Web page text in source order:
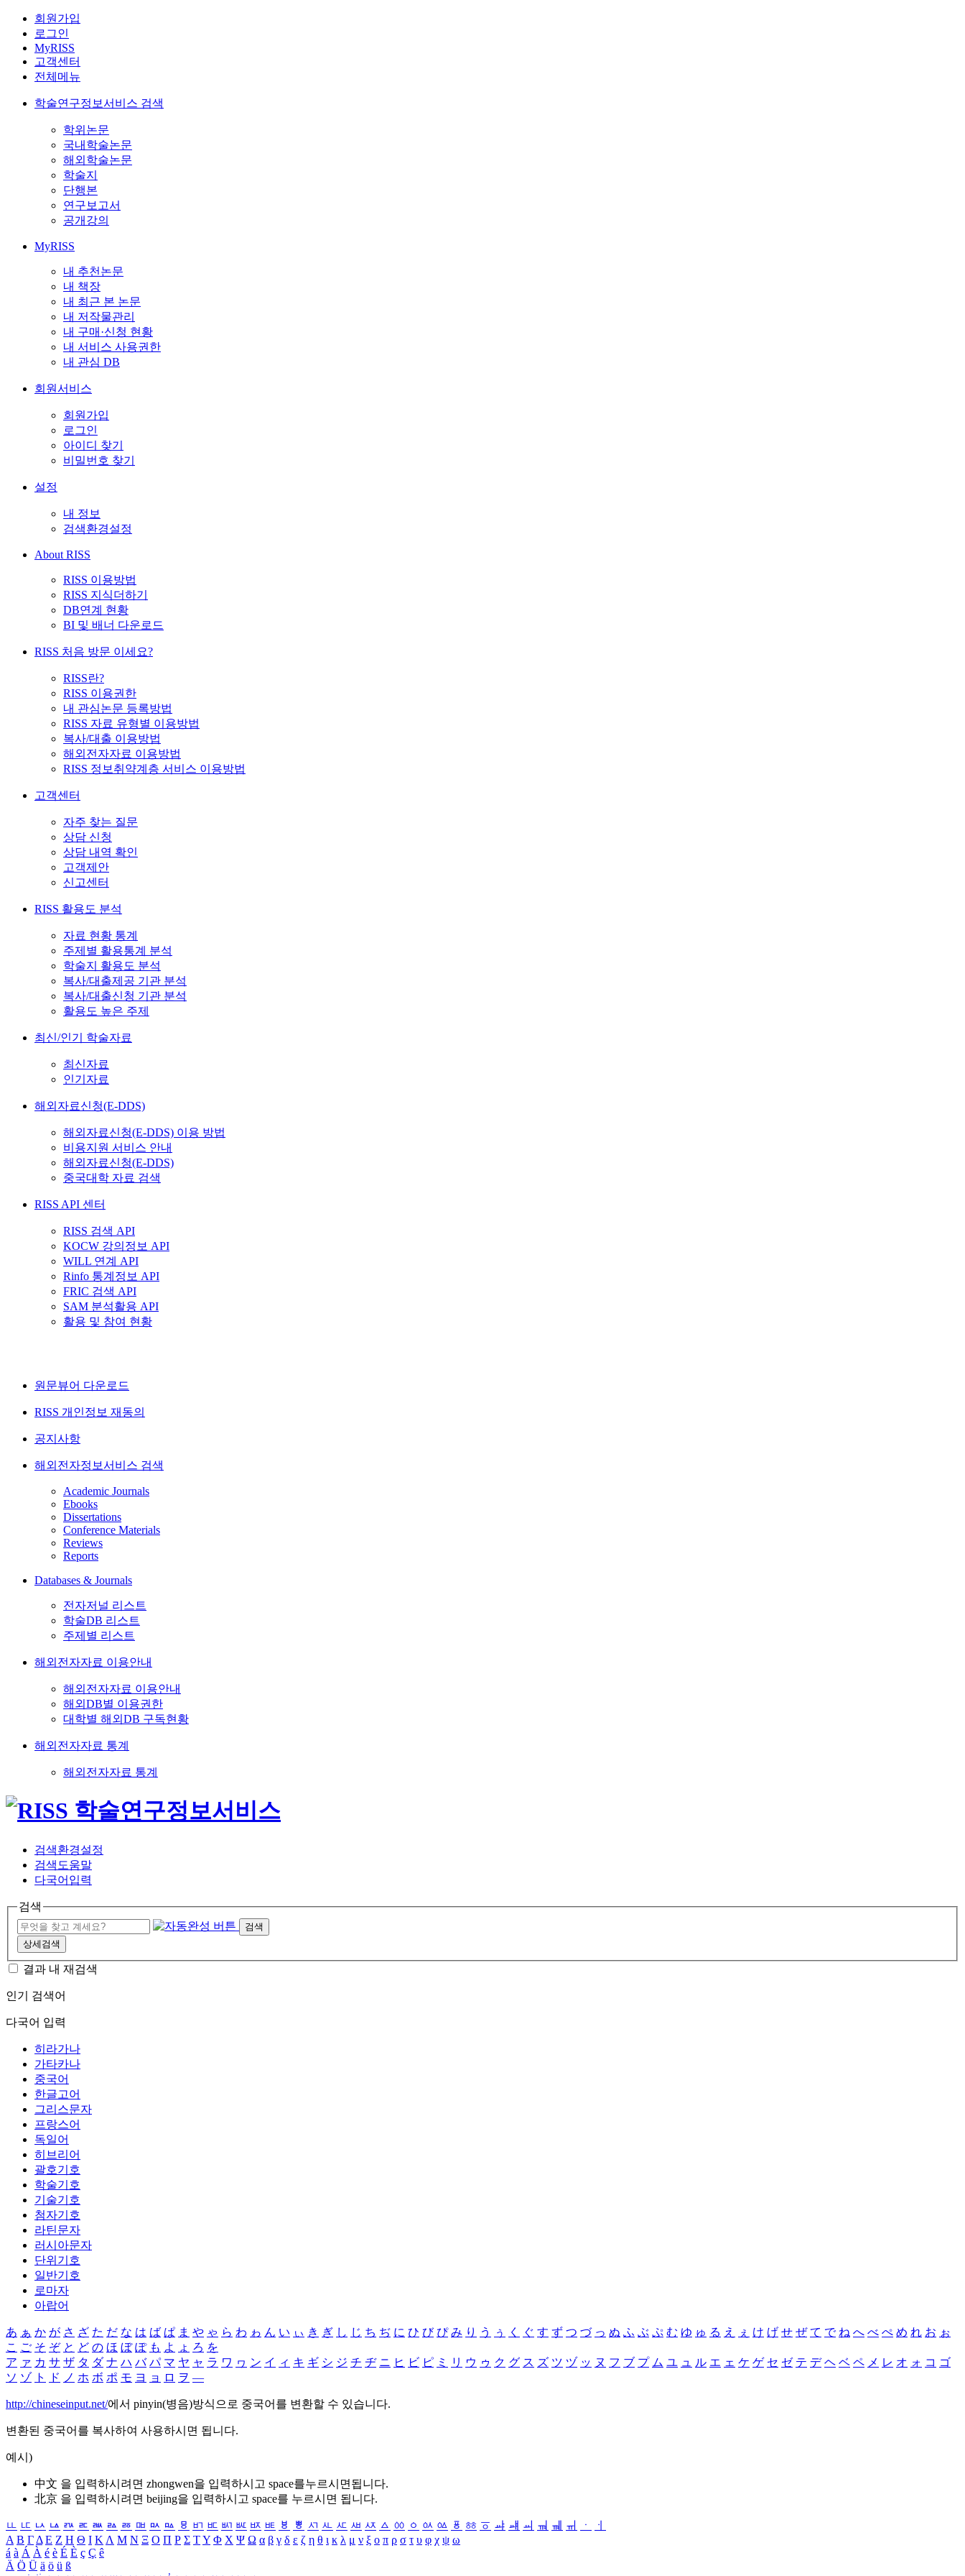
회원가입
로그인
MyRISS
고객센터
전체메뉴
학술연구정보서비스 검색
학위논문
국내학술논문
해외학술논문
학술지
단행본
연구보고서
공개강의
MyRISS
내 추천논문
내 책장
내 최근 본 논문
내 저작물관리
내 구매·신청 현황
내 서비스 사용권한
내 관심 DB
회원서비스
회원가입
로그인
아이디 찾기
비밀번호 찾기
설정
내 정보
검색환경설정
About RISS
RISS 이용방법
RISS 지식더하기
DB연계 현황
BI 및 배너 다운로드
RISS 처음 방문 이세요?
RISS란?
RISS 이용권한
내 관심논문 등록방법
RISS 자료 유형별 이용방법
복사/대출 이용방법
해외전자자료 이용방법
RISS 정보취약계층 서비스 이용방법
고객센터
자주 찾는 질문
상담 신청
상담 내역 확인
고객제안
신고센터
RISS 활용도 분석
자료 현황 통계
주제별 활용통계 분석
학술지 활용도 분석
복사/대출제공 기관 분석
복사/대출신청 기관 분석
활용도 높은 주제
최신/인기 학술자료
최신자료
인기자료
해외자료신청(E-DDS)
해외자료신청(E-DDS) 이용 방법
비용지원 서비스 안내
해외자료신청(E-DDS)
중국대학 자료 검색
RISS API 센터
RISS 검색 API
KOCW 강의정보 API
WILL 연계 API
Rinfo 통계정보 API
FRIC 검색 API
SAM 분석활용 API
활용 및 참여 현황
원문뷰어 다운로드
RISS 개인정보 재동의
공지사항
해외전자정보서비스 검색
Academic Journals
Ebooks
Dissertations
Conference Materials
Reviews
Reports
Databases & Journals
전자저널 리스트
학술DB 리스트
주제별 리스트
해외전자자료 이용안내
해외전자자료 이용안내
해외DB별 이용권한
대학별 해외DB 구독현황
해외전자자료 통계
해외전자자료 통계
검색환경설정
검색도움말
다국어입력
검색
검색
상세검색
결과 내 재검색
인기 검색어
다국어 입력
히라가나
가타카나
중국어
한글고어
그리스문자
프랑스어
독일어
히브리어
괄호기호
학술기호
기술기호
첨자기호
라틴문자
러시아문자
단위기호
일반기호
로마자
아랍어
あ ぁ か が さ ざ た だ な は ば ぱ ま や ゃ ら わ ゎ ん い ぃ き ぎ し じ ち ぢ に ひ び ぴ み り う ぅ く ぐ す ず つ づ っ ぬ ふ ぶ ぷ む ゆ ゅ る え ぇ け げ せ ぜ て で ね へ べ ぺ め れ お ぉ
こ ご そ ぞ と ど の ほ ぼ ぽ も よ ょ ろ を
ア ァ カ サ ザ タ ダ ナ ハ バ パ マ ヤ ャ ラ ワ ヮ ン イ ィ キ ギ シ ジ チ ヂ ニ ヒ ビ ピ ミ リ ウ ゥ ク グ ス ズ ツ ヅ ッ ヌ フ ブ プ ム ユ ュ ル エ ェ ケ ゲ セ ゼ テ デ ヘ ベ ペ メ レ オ ォ コ ゴ
ソ ゾ ト ド ノ ホ ボ ポ モ ヨ ョ ロ ヲ ―
http://chineseinput.net/에서 pinyin(병음)방식으로 중국어를 변환할 수 있습니다.
변환된 중국어를 복사하여 사용하시면 됩니다.
예시)
中文 을 입력하시려면 zhongwen을 입력하시고 space를누르시면됩니다.
北京 을 입력하시려면 beijing을 입력하시고 space를 누르시면 됩니다.
ㅥ ㅦ ㅧ ㅨ ㅩ ㅪ ㅫ ㅬ ㅭ ㅮ ㅯ ㅰ ㅱ ㅲ ㅳ ㅴ ㅵ ㅶ ㅷ ㅸ ㅹ ㅺ ㅻ ㅼ ㅽ ㅾ ㅿ ㆀ ㆁ ㆂ ㆃ ㆄ ㆅ ㆆ ㆇ ㆈ ㆉ ㆊ ㆋ ㆌ ㆍ
ㆎ
Α Β ΓΔ Ε Ζ Η Θ Ι ΚΛ Μ Ν Ξ Ο Π Ρ Σ ΤΥ Φ Χ Ψ Ω α β γ δ ε ζ η θ ι κ λ μ ν ξ ο π ρ σ τ υ φ χ ψ ω
á à Á À é è É È ç Ç ê
Ä Ö Ü ä ö ü ß